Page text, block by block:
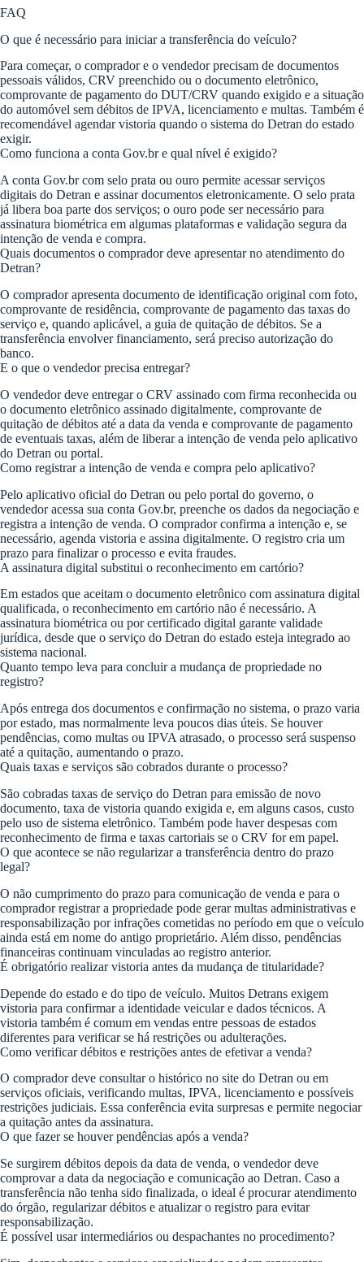
FAQ
O que é necessário para iniciar a transferência do veículo?
Para começar, o comprador e o vendedor precisam de documentos
pessoais válidos, CRV preenchido ou o documento eletrônico,
comprovante de pagamento do DUT/CRV quando exigido e a situação
do automóvel sem débitos de IPVA, licenciamento e multas. Também é
recomendável agendar vistoria quando o sistema do Detran do estado
exigir.
Como funciona a conta Gov.br e qual nível é exigido?
A conta Gov.br com selo prata ou ouro permite acessar serviços
digitais do Detran e assinar documentos eletronicamente. O selo prata
já libera boa parte dos serviços; o ouro pode ser necessário para
assinatura biométrica em algumas plataformas e validação segura da
intenção de venda e compra.
Quais documentos o comprador deve apresentar no atendimento do
Detran?
O comprador apresenta documento de identificação original com foto,
comprovante de residência, comprovante de pagamento das taxas do
serviço e, quando aplicável, a guia de quitação de débitos. Se a
transferência envolver financiamento, será preciso autorização do
banco.
E o que o vendedor precisa entregar?
O vendedor deve entregar o CRV assinado com firma reconhecida ou
o documento eletrônico assinado digitalmente, comprovante de
quitação de débitos até a data da venda e comprovante de pagamento
de eventuais taxas, além de liberar a intenção de venda pelo aplicativo
do Detran ou portal.
Como registrar a intenção de venda e compra pelo aplicativo?
Pelo aplicativo oficial do Detran ou pelo portal do governo, o
vendedor acessa sua conta Gov.br, preenche os dados da negociação e
registra a intenção de venda. O comprador confirma a intenção e, se
necessário, agenda vistoria e assina digitalmente. O registro cria um
prazo para finalizar o processo e evita fraudes.
A assinatura digital substitui o reconhecimento em cartório?
Em estados que aceitam o documento eletrônico com assinatura digital
qualificada, o reconhecimento em cartório não é necessário. A
assinatura biométrica ou por certificado digital garante validade
jurídica, desde que o serviço do Detran do estado esteja integrado ao
sistema nacional.
Quanto tempo leva para concluir a mudança de propriedade no
registro?
Após entrega dos documentos e confirmação no sistema, o prazo varia
por estado, mas normalmente leva poucos dias úteis. Se houver
pendências, como multas ou IPVA atrasado, o processo será suspenso
até a quitação, aumentando o prazo.
Quais taxas e serviços são cobrados durante o processo?
São cobradas taxas de serviço do Detran para emissão de novo
documento, taxa de vistoria quando exigida e, em alguns casos, custo
pelo uso de sistema eletrônico. Também pode haver despesas com
reconhecimento de firma e taxas cartoriais se o CRV for em papel.
O que acontece se não regularizar a transferência dentro do prazo
legal?
O não cumprimento do prazo para comunicação de venda e para o
comprador registrar a propriedade pode gerar multas administrativas e
responsabilização por infrações cometidas no período em que o veículo
ainda está em nome do antigo proprietário. Além disso, pendências
financeiras continuam vinculadas ao registro anterior.
É obrigatório realizar vistoria antes da mudança de titularidade?
Depende do estado e do tipo de veículo. Muitos Detrans exigem
vistoria para confirmar a identidade veicular e dados técnicos. A
vistoria também é comum em vendas entre pessoas de estados
diferentes para verificar se há restrições ou adulterações.
Como verificar débitos e restrições antes de efetivar a venda?
O comprador deve consultar o histórico no site do Detran ou em
serviços oficiais, verificando multas, IPVA, licenciamento e possíveis
restrições judiciais. Essa conferência evita surpresas e permite negociar
a quitação antes da assinatura.
O que fazer se houver pendências após a venda?
Se surgirem débitos depois da data de venda, o vendedor deve
comprovar a data da negociação e comunicação ao Detran. Caso a
transferência não tenha sido finalizada, o ideal é procurar atendimento
do órgão, regularizar débitos e atualizar o registro para evitar
responsabilização.
É possível usar intermediários ou despachantes no procedimento?